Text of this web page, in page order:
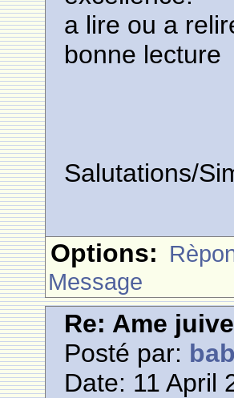
a lire ou a
bonne lecture
Salutations/
Options:
Message
Re: Ame
Posté par:
Date: 11 April